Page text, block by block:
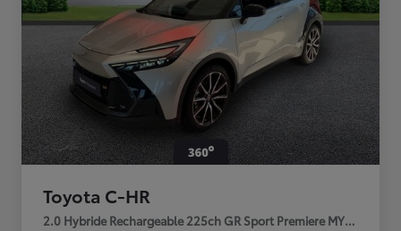
Toyota C-HR
2.0 Hybride Rechargeable 225ch GR Sport Premiere MY25